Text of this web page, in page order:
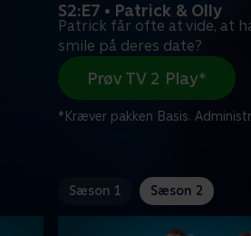
S2:E7 • Patrick & Olly
Patrick får ofte at vide, at
smile på deres date?
Prøv TV 2 Play*
*Kræver pakken Basis.
Sæson 1 Sæson 2